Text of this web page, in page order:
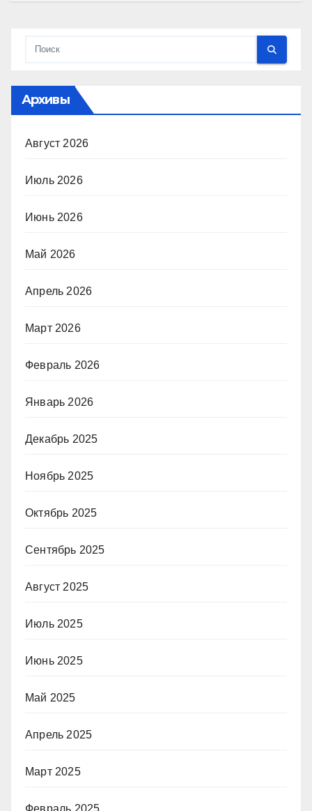
Архивы
Август 2026
Июль 2026
Июнь 2026
Май 2026
Апрель 2026
Март 2026
Февраль 2026
Январь 2026
Декабрь 2025
Ноябрь 2025
Октябрь 2025
Сентябрь 2025
Август 2025
Июль 2025
Июнь 2025
Май 2025
Апрель 2025
Март 2025